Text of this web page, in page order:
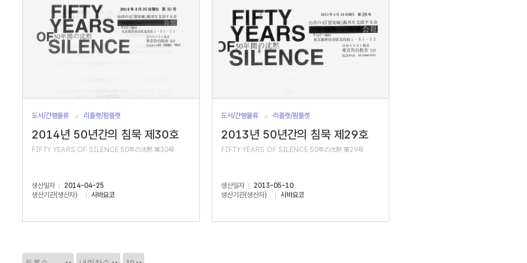
도서/간행물류 리플렛/팜플렛
2014년 50년간의 침묵 제30호
FIFTY YEARS OF SILENCE 50年の沈黙 第30号
생산일자
2014-04-25
생산기관(생산자)
시바요코
도서/간행물류 리플렛/팜플렛
2013년 50년간의 침묵 제29호
FIFTY YEARS OF SILENCE 50年の沈黙 第29号
생산일자
2013-05-10
생산기관(생산자)
시바요코
정
정
정